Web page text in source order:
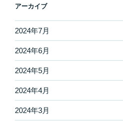
アーカイブ
2024年7月
2024年6月
2024年5月
2024年4月
2024年3月